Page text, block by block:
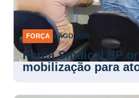
FORÇA 6 AGO 2026
Força Sindical SP
mobilização para